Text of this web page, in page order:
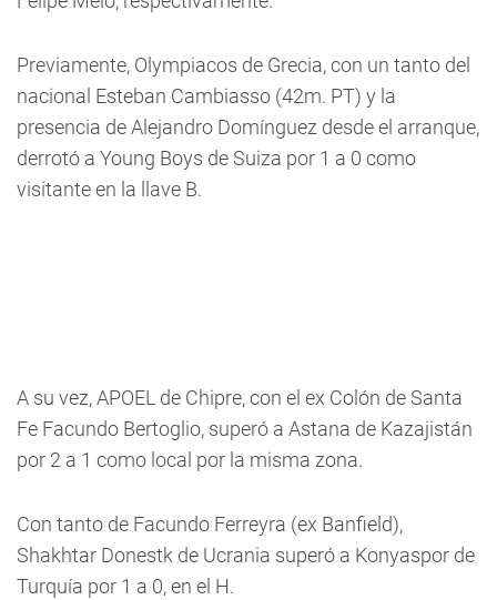
Previamente, Olympiacos de Grecia, con un tanto del
nacional Esteban Cambiasso (42m. PT) y la
presencia de Alejandro Domínguez desde el arranque,
derrotó a Young Boys de Suiza por 1 a 0 como
visitante en la llave B.
A su vez, APOEL de Chipre, con el ex Colón de Santa
Fe Facundo Bertoglio, superó a Astana de Kazajistán
por 2 a 1 como local por la misma zona.
Con tanto de Facundo Ferreyra (ex Banfield),
Shakhtar Donestk de Ucrania superó a Konyaspor de
Turquía por 1 a 0, en el H.